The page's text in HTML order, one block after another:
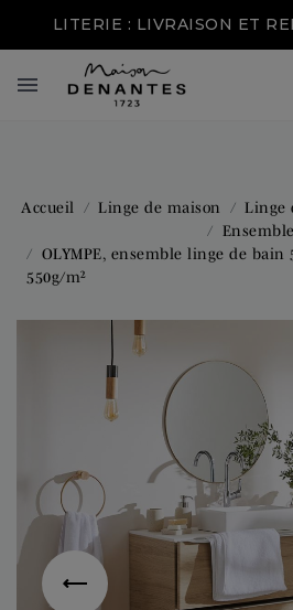
LITERIE : LIVRAISON ET

Accueil Linge de maison Linge
Ensemble
OLYMPE, ensemble linge de
550g/m²